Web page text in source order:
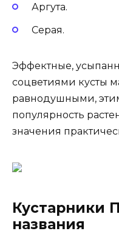
Аргута.
Серая.
Эффектные,
соцветиями кусты
равнодушными,
популярность
значения
Кустарники
названия